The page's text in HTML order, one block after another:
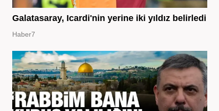
Galatasaray, Icardi'nin yerine iki yıldız belirledi
Haber7